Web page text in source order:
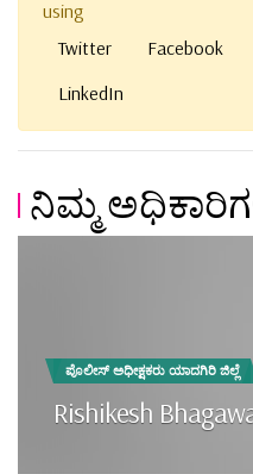
using
Twitter
Facebook
LinkedIn
ನಿಮ್ಮ
ಪೊಲೀಸ್ ಅಧೀಕ್ಷಕರು ಯಾದಗಿರಿ ಜಿಲ್ಲೆ
Rishikesh